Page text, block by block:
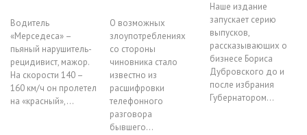
Водитель
«Мерседеса» –
пьяный нарушитель-
рецидивист, мажор.
На скорости 140 –
160 км/ч он пролетел
на «красный»,…
О возможных
злоупотреблениях
со стороны
чиновника стало
известно из
расшифровки
телефонного
разговора
бывшего…
Наше издание
запускает серию
выпусков,
рассказывающих о
бизнесе Бориса
Дубровского до и
после избрания
Губернатором…